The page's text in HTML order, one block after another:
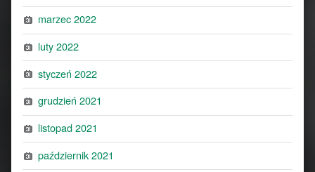
marzec 2022
luty 2022
styczeń 2022
grudzień 2021
listopad 2021
październik 2021